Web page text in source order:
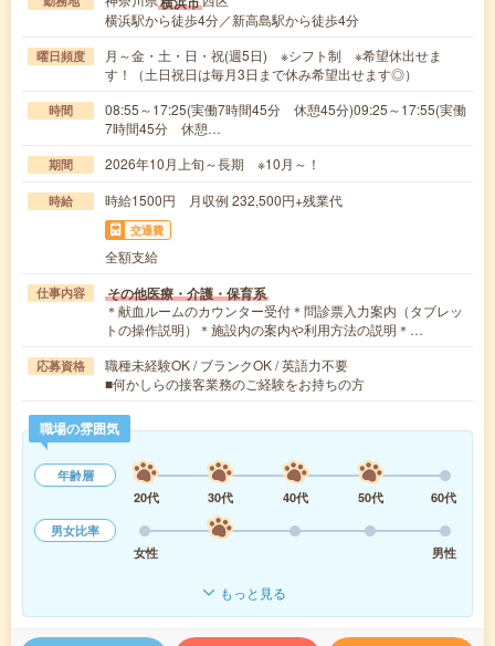
横浜駅から徒歩4分／新高島駅から徒歩4分
曜日頻度
月～金・土・日・祝(週5日) ※シフト制 ※希望休出せま
す！（土日祝日は毎月3日まで休み希望出せます◎）
時間
08:55～17:25(実働7時間45分 休憩45分)09:25～17:55(実働
7時間45分 休憩…
期間 2026年10月上旬～長期 ※10月～！
時給 時給1500円 月収例 232,500円+残業代
交通費
全額支給
仕事内容 その他医療・介護・保育系
＊献血ルームのカウンター受付＊問診票入力案内（タブレッ
トの操作説明）＊施設内の案内や利用方法の説明＊…
応募資格
職種未経験OK / ブランクOK / 英語力不要
■何かしらの接客業務のご経験をお持ちの方
職場の雰囲気
年齢層
20代
30代 40代 50代
60代
男女比率
女性
男性
もっと見る